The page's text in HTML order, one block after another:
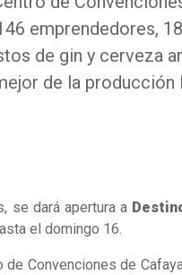
emprendedores,
de gin y cerveza
de la producción
se dará apertura a
el domingo 16.
de Convenciones de